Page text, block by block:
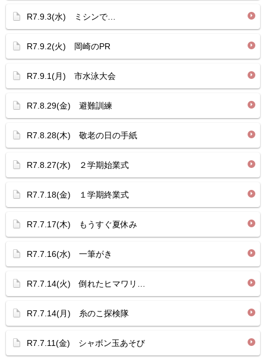
R7.9.3(水) ミシンで…
R7.9.2(火) 岡崎のPR
R7.9.1(月) 市水泳大会
R7.8.29(金) 避難訓練
R7.8.28(木) 敬老の日の手紙
R7.8.27(水) ２学期始業式
R7.7.18(金) １学期終業式
R7.7.17(木) もうすぐ夏休み
R7.7.16(水) 一筆がき
R7.7.14(火) 倒れたヒマワリ…
R7.7.14(月) 糸のこ探検隊
R7.7.11(金) シャボン玉あそび